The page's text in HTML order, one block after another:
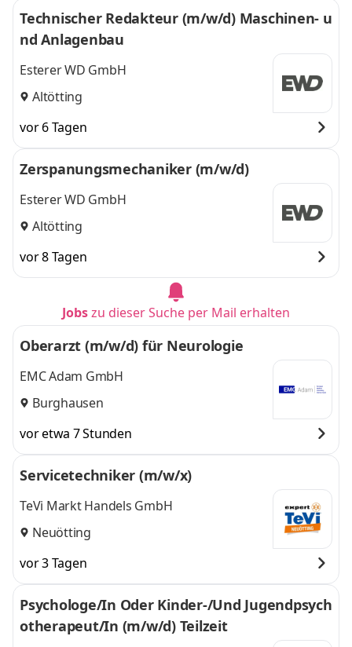
Technischer Redakteur (m/w/d) Maschinen- u
nd Anlagenbau
Esterer WD GmbH
Altötting
vor 6 Tagen
Zerspanungsmechaniker (m/w/d)
Esterer WD GmbH
Altötting
vor 8 Tagen
Jobszu dieser Suche per Mail erhalten
Oberarzt (m/w/d) für Neurologie
EMC Adam GmbH
Burghausen
vor etwa 7 Stunden
Servicetechniker (m/w/x)
TeVi Markt Handels GmbH
Neuötting
vor 3 Tagen
Psychologe/In Oder Kinder-/Und Jugendpsych
otherapeut/In (m/w/d) Teilzeit